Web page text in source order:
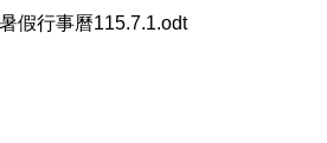
假行事曆115.7.1.odt